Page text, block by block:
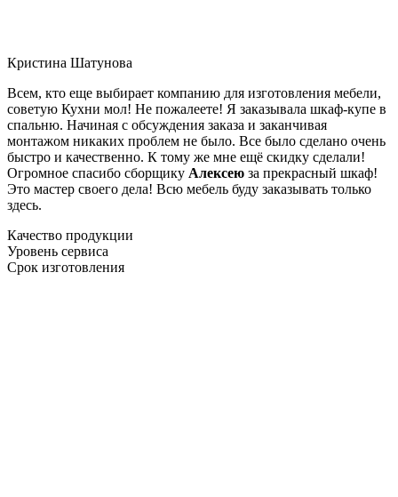
Кристина Шатунова
Всем, кто еще выбирает компанию для изготовления мебели,
советую Кухни мол! Не пожалеете! Я заказывала шкаф-купе в
спальню. Начиная с обсуждения заказа и заканчивая
монтажом никаких проблем не было. Все было сделано очень
быстро и качественно. К тому же мне ещё скидку сделали!
Огромное спасибо сборщику Алексею за прекрасный шкаф!
Это мастер своего дела! Всю мебель буду заказывать только
здесь.
Качество продукции
Уровень сервиса
Срок изготовления